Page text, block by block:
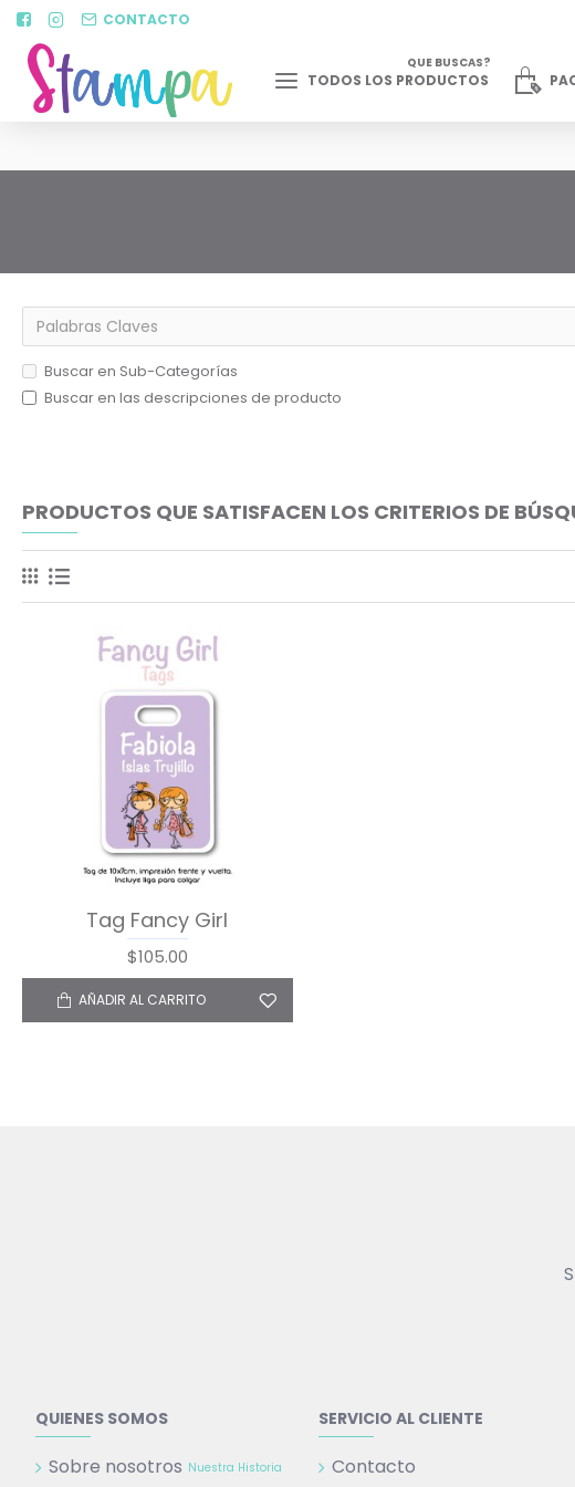
CONTACTO
TODOS LOS PRODUCTOS
QUE BUSCAS?
Buscar en Sub-Categorías
Buscar en las descripciones de producto
PRODUCTOS QUE SATISFACEN LOS CRITERIOS DE
Tag Fancy Girl
$105.00
AÑADIR AL CARRITO
QUIENES SOMOS
Sobre nosotros Nuestra Historia
SERVICIO AL CLIENTE
Contacto